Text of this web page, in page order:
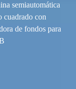
semiautomática
cuadrado con
de fondos para